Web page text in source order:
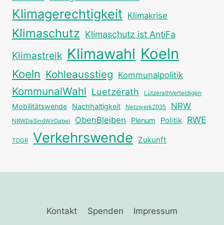
Klimagerechtigkeit Klimakrise
Klimaschutz Klimaschutz ist AntiFa
Klimastreik Klimawahl Koeln
Koeln Kohleausstieg Kommunalpolitik
KommunalWahl Luetzerath LützerathVerteidigen
Mobilitätswende Nachhaltigkeit Netzwerk2035 NRW
NRWDaSindWirDabei ObenBleiben Plenum Politik RWE
TDGR Verkehrswende Zukunft
Kontakt Spenden
Impressum